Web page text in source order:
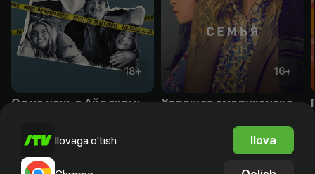
18+ 16+
Ilovaga o'tish Ilova